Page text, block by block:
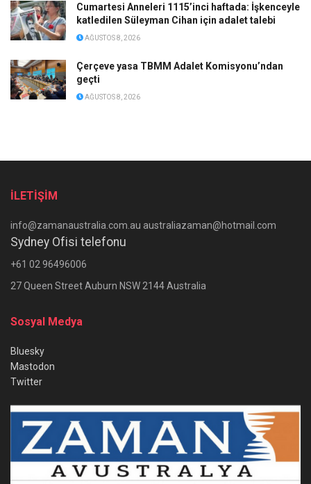
Cumartesi Anneleri 1115’inci haftada: İşkenceyle
katledilen Süleyman Cihan için adalet talebi
AĞUSTOS 8, 2026
Çerçeve yasa TBMM Adalet Komisyonu’ndan
geçti
AĞUSTOS 8, 2026
İLETİŞİM
info@zamanaustralia.com.au australiazaman@hotmail.com
Sydney Ofisi telefonu
+61 02 96496006
27 Queen Street Auburn NSW 2144 Australia
Sosyal Medya
Bluesky
Mastodon
Twitter